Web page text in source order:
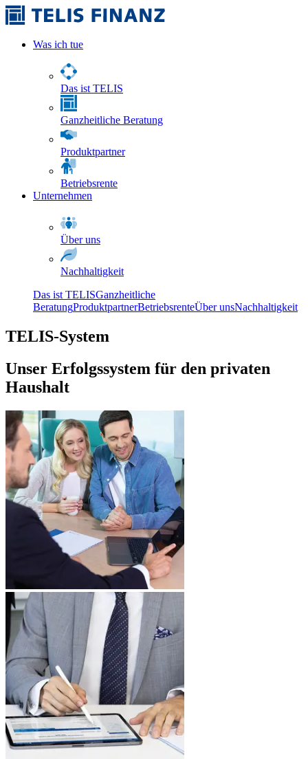
Was ich tue
Das ist TELIS
Ganzheitliche Beratung
Produktpartner
Betriebsrente
Unternehmen
Über uns
Nachhaltigkeit
Das ist TELISGanzheitliche
BeratungProduktpartnerBetriebsrenteÜber unsNachhaltigkeit
TELIS-System
Unser Erfolgssystem für den privaten
Haushalt